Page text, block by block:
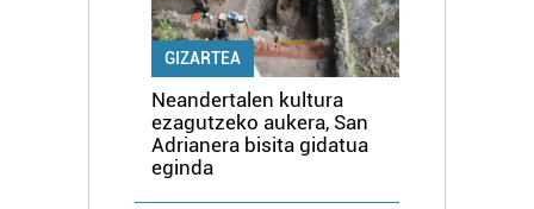
GIZARTEA
Neandertalen kultura
ezagutzeko aukera, San
Adrianera bisita gidatua
eginda